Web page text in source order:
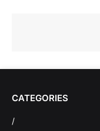
CATEGORIES
/